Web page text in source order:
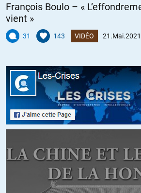
François Boulo – «
vient »
31 143 VIDÉO 21.Mai.2021